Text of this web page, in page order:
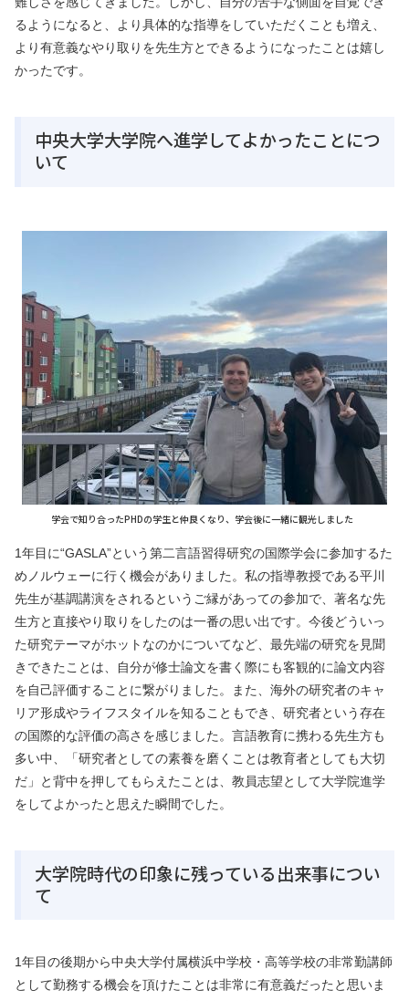
るようになると、より具体的な指導をしていただくことも増え、
より有意義なやり取りを先生方とできるようになったことは嬉し
かったです。
中央大学大学院へ進学してよかったことにつ
いて
学会で知り合ったPHDの学生と仲良くなり、学会後に一緒に観光しました
1年目に“GASLA”という第二言語習得研究の国際学会に参加するた
めノルウェーに行く機会がありました。私の指導教授である平川
先生が基調講演をされるというご縁があっての参加で、著名な先
生方と直接やり取りをしたのは一番の思い出です。今後どういっ
た研究テーマがホットなのかについてなど、最先端の研究を見聞
きできたことは、自分が修士論文を書く際にも客観的に論文内容
を自己評価することに繋がりました。また、海外の研究者のキャ
リア形成やライフスタイルを知ることもでき、研究者という存在
の国際的な評価の高さを感じました。言語教育に携わる先生方も
多い中、「研究者としての素養を磨くことは教育者としても大切
だ」と背中を押してもらえたことは、教員志望として大学院進学
をしてよかったと思えた瞬間でした。
大学院時代の印象に残っている出来事につい
て
1年目の後期から中央大学付属横浜中学校・高等学校の非常勤講師
として勤務する機会を頂けたことは非常に有意義だったと思いま